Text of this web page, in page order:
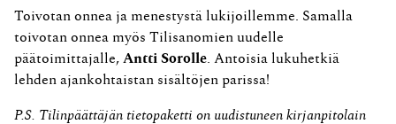
Toivotan onnea ja menestystä lukijoillemme. Samalla
toivotan onnea myös Tilisanomien uudelle
päätoimittajalle, Antti Sorolle . Antoisia lukuhetkiä
lehden ajankohtaistan sisältöjen parissa!
P.S. Tilinpäättäjän tietopaketti on uudistuneen kirjanpitolain